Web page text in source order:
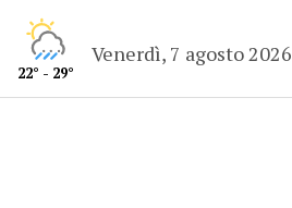
22° - 29°
Venerdì, 7 agosto 2026